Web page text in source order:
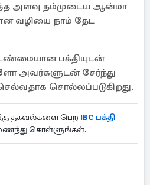
அளவு நம்முடைய ஆன்மா
வழியை நாம் தேட
பக்தியுடன்
அவர்களுடன் சேர்ந்து
சொல்லப்படுகிறது.
தகவல்களை பெற IBC பக்தி
கொள்ளுங்கள்.